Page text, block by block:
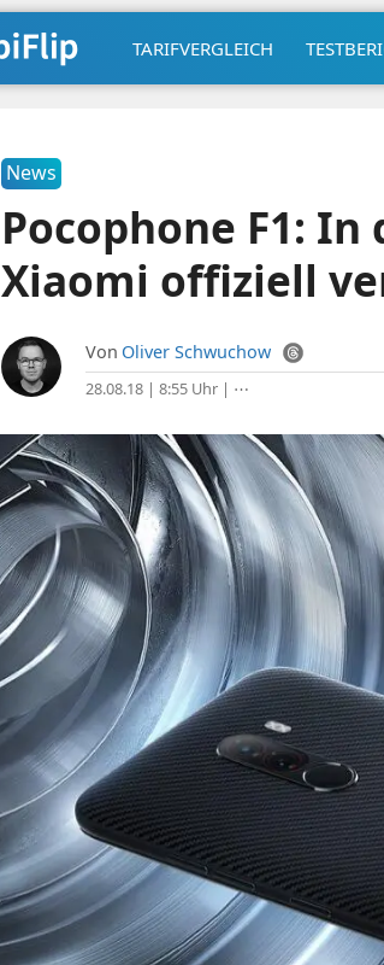
TARIFVERGLEICH
News
Pocophone F1:
Xiaomi offiziell
Von Oliver Schwuchow
28.08.18 | 8:55 Uhr| ⋯